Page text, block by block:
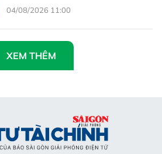
04/08/2026 11:00
XEM THÊM